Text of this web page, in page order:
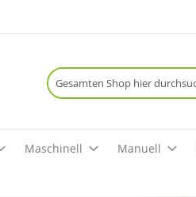
Maschinell Manuell